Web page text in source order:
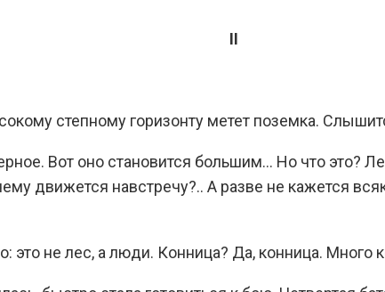
II
степному горизонту метет поземка.
Вот оно становится большим… Но что это?
движется навстречу?.. А разве не кажется
это не лес, а люди. Конница? Да, конница.